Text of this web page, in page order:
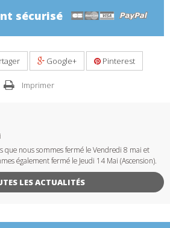
sécurisé
Google+ Pinterest
Imprimer
que nous sommes fermé le Vendredi 8 mai et
également fermé le Jeudi 14 Mai (Ascension).
LES ACTUALITÉS